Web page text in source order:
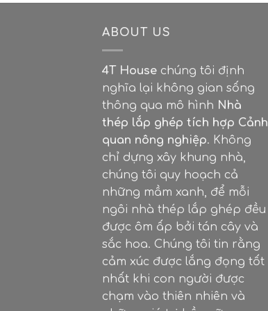
ABOUT US
4T House chúng tôi định
nghĩa lại không gian sống
thông qua mô hình Nhà
thép lắp ghép tích hợp Cảnh
quan nông nghiệp. Không
chỉ dựng xây khung nhà,
chúng tôi quy hoạch cả
những mầm xanh, để mỗi
ngôi nhà thép lắp ghép đều
được ôm ấp bởi tán cây và
sắc hoa. Chúng tôi tin rằng
cảm xúc được lắng đọng tốt
nhất khi con người được
chạm vào thiên nhiên và